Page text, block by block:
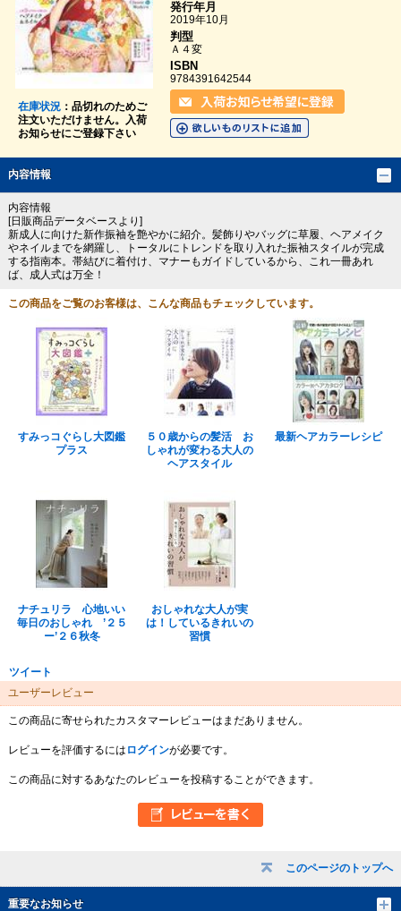
このページのトップへ
重要なお知らせ
在庫状況：品切れのためご
注文いただけません。入荷
お知らせにご登録下さい
発行年月
2019年10月
判型
Ａ４変
ISBN
9784391642544
内容情報
内容情報
[日販商品データベースより]
新成人に向けた新作振袖を艶やかに紹介。髪飾りやバッグに草履、ヘアメイク
やネイルまでを網羅し、トータルにトレンドを取り入れた振袖スタイルが完成
する指南本。帯結びに着付け、マナーもガイドしているから、これ一冊あれ
ば、成人式は万全！
この商品をご覧のお客様は、こんな商品もチェックしています。
すみっコぐらし大図鑑
プラス
５０歳からの髪活 お
しゃれが変わる大人の
ヘアスタイル
最新ヘアカラーレシピ
ナチュリラ 心地いい
毎日のおしゃれ ’２５
ー’２６秋冬
おしゃれな大人が実
は！しているきれいの
習慣
ツイート
ユーザーレビュー
この商品に寄せられたカスタマーレビューはまだありません。
レビューを評価するには ログインが必要です。
この商品に対するあなたのレビューを投稿することができます。